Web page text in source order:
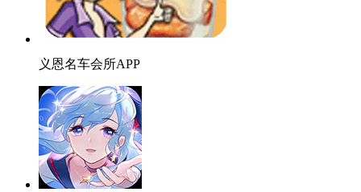
义恩名车会所APP